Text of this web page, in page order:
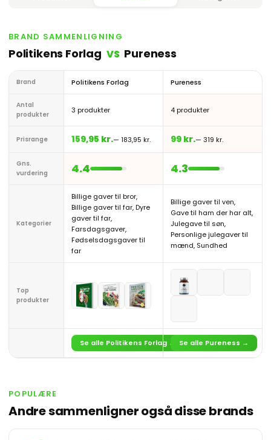
BRAND SAMMENLIGNING
Politikens Forlag VS Pureness
Brand Politikens Forlag Pureness
Antal
produkter
3 produkter 4 produkter
Prisrange 159,95 kr.— 183,95 kr. 99 kr.— 319 kr.
Gns.
vurdering
4.4 4.3
Kategorier
Billige gaver til bror,
Billige gaver til far, Dyre
gaver til far,
Farsdagsgaver,
Fødselsdagsgaver til
far
Billige gaver til ven,
Gave til ham der har alt,
Julegave til søn,
Personlige julegaver til
mænd, Sundhed
Top
produkter
Se alle Politikens Forlag → Se alle Pureness →
POPULÆRE
Andre sammenligner også disse brands